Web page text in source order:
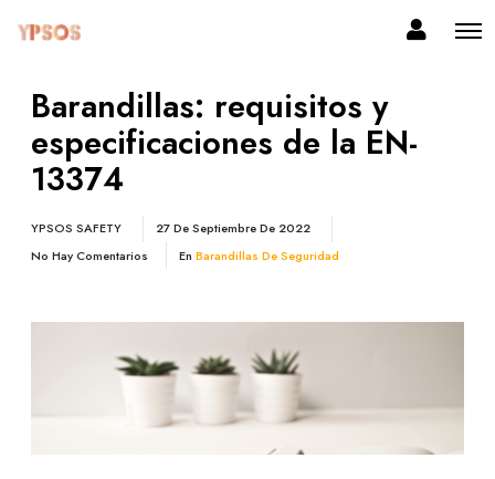
Barandillas: requisitos y
especificaciones de la EN-
13374
YPSOS SAFETY
27 De Septiembre De 2022
No Hay Comentarios
En Barandillas De Seguridad